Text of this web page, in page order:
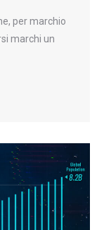
per marchio
marchi un